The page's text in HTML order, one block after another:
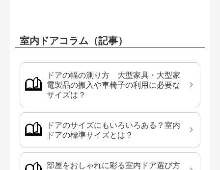
室内ドアコラム（記事）
ドアの幅の測り方 大型家具・大型家
電製品の搬入や車椅子の利用に必要な
サイズは？
ドアのサイズにもいろいろある？室内
ドアの標準サイズとは？
部屋をおしゃれに彩る室内ドア選び方